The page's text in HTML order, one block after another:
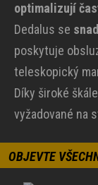
optimalizují
Dedalus se
poskytuje
teleskopický
Díky široké
vyžadované na
OBJEVTE